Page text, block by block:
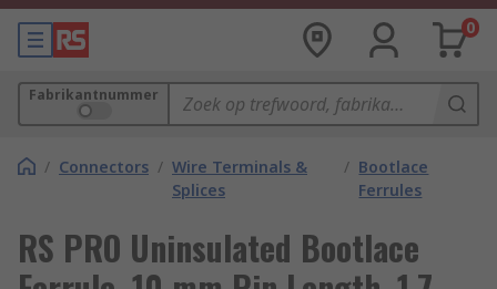
0
Fabrikantnummer
/ Connectors / Wire Terminals &
Splices
/ Bootlace
Ferrules
RS PRO Uninsulated Bootlace